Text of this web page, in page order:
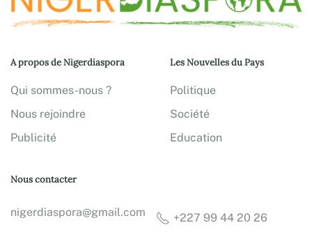
A propos de Nigerdiaspora
Qui sommes-nous ?
Nous rejoindre
Publicité
Les Nouvelles du Pays
Politique
Société
Education
Nous contacter
nigerdiaspora@gmail.com +227 99 44 20 26